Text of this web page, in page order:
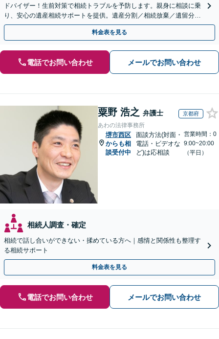
ドバイザー！生前対策で相続トラブルを予防します。親身に相談に乗
り、安心の遺産相続サポートを提供。遺産分割／相続放棄／遺留分も
お任せ！【出張サポート】【完全個室】【丸太町駅6分】
料金表を見る
電話でお問い合わせ メールでお問い合わせ
粟野 浩之 弁護士 京都府
あわの法律事務所
堺市西区
からも相
談受付中
面談方法(対面・
電話・ビデオな
ど)は応相談
営業時間：0
9:00~20:00
（平日）
相続人調査・確定
相続で話し合いができない・揉めている方へ｜感情と関係性も整理す
る相続サポート
料金表を見る
電話でお問い合わせ メールでお問い合わせ